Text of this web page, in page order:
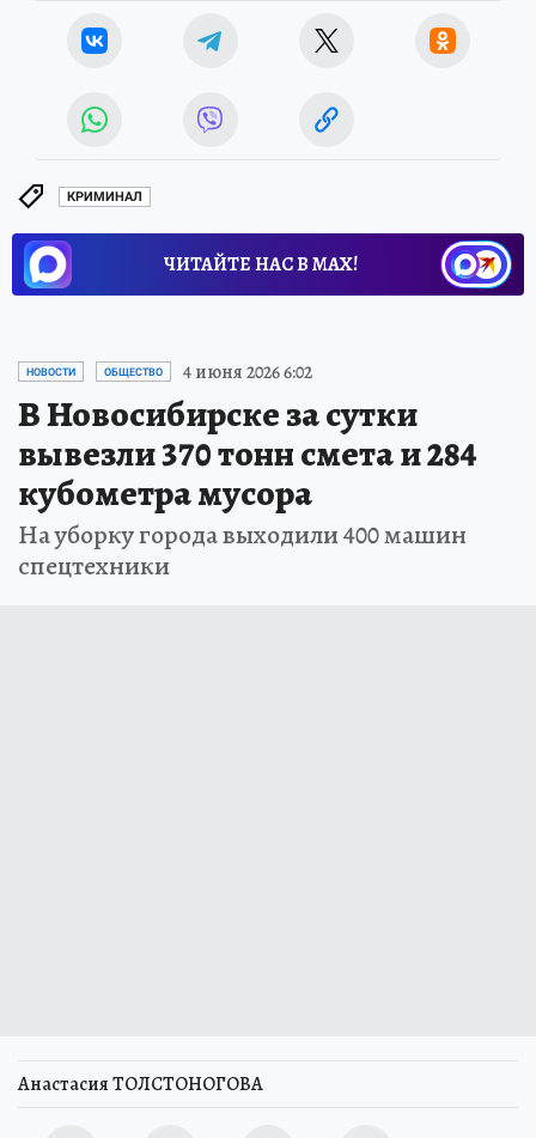
КРИМИНАЛ
ЧИТАЙТЕ НАС В МАХ!
НОВОСТИ ОБЩЕСТВО 4 июня 2026 6:02
В Новосибирске за сутки
вывезли 370 тонн смета и 284
кубометра мусора
На уборку города выходили 400 машин
спецтехники
Анастасия ТОЛСТОНОГОВА